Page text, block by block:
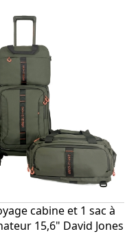
cabine et 1 sac à
15,6" David Jones